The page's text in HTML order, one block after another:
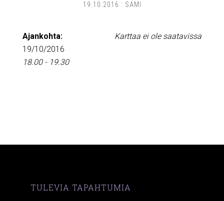
19.10.2016 : SAMI
Karttaa ei ole saatavissa
Ajankohta:
19/10/2016
18.00 - 19.30
TULEVIA TAPAHTUMIA